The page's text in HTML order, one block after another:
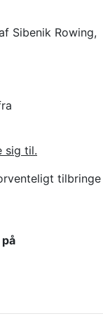
Sibenik Rowing,
sig til.
tilbringe